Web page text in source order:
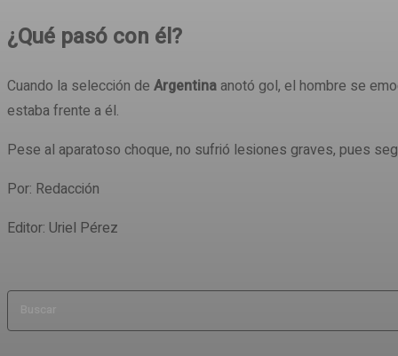
¿Qué pasó con él?
Cuando la selección de Argentinaanotó gol, el hombre se
estaba frente a él.
Pese al aparatoso choque, no sufrió lesiones graves, pues
Por: Redacción
Editor: Uriel Pérez